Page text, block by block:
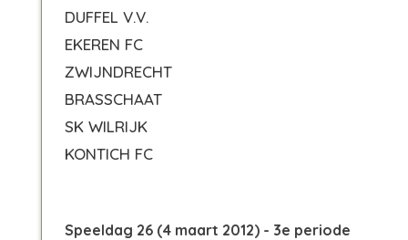
DUFFEL V.V.
EKEREN FC
ZWIJNDRECHT
BRASSCHAAT
SK WILRIJK
KONTICH FC
Speeldag 26 (4 maart 2012) - 3e periode